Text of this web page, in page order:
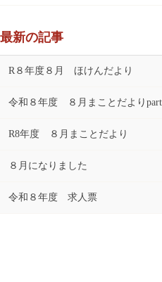
最新の記事
R８年度８月 ほけんだより
令和８年度 ８月まことだより
R8年度 ８月まことだより
８月になりました
令和８年度 求人票